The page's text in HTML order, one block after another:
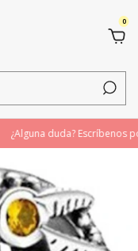
0
¿Alguna duda? Escríbenos